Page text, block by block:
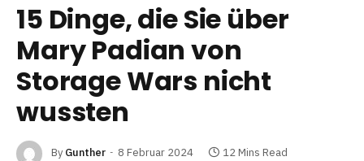
15 Dinge, die Sie über
Mary Padian von
Storage Wars nicht
wussten
By Gunther 8 Februar 2024 12 Mins Read